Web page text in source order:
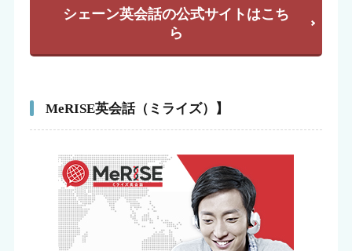
シェーン英会話の公式サイトはこち
ら
MeRISE英会話（ミライズ）】